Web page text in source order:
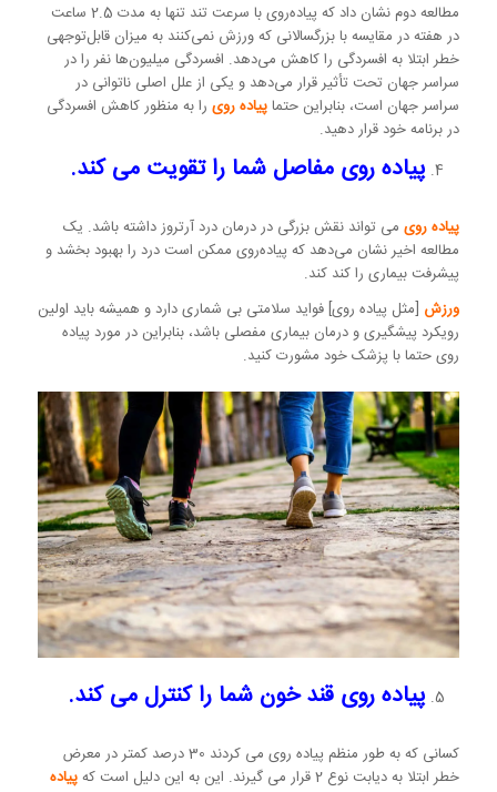
مطالعه دوم نشان داد که پیاده‌روی با سرعت تند تنها به مدت 2.5 ساعت
در هفته در مقایسه با بزرگسالانی که ورزش نمی‌کنند به میزان قابل‌توجهی
خطر ابتلا به افسردگی را کاهش می‌دهد. افسردگی میلیون‌ها نفر را در
سراسر جهان تحت تأثیر قرار می‌دهد و یکی از علل اصلی ناتوانی در
سراسر جهان است، بنابراین حتماپیاده رویرا به منظور کاهش افسردگی
در برنامه خود قرار دهید.
پیاده روی مفاصل شما را تقویت می کند.
پیاده رویمی تواند نقش بزرگی در درمان درد آرتروز داشته باشد. یک
مطالعه اخیر نشان می‌دهد که پیاده‌روی ممکن است درد را بهبود بخشد و
پیشرفت بیماری را کند کند.
ورزش [مثل پیاده روی] فواید سلامتی بی شماری دارد و همیشه باید اولین
رویکرد پیشگیری و درمان بیماری مفصلی باشد، بنابراین در مورد پیاده
روی حتما با پزشک خود مشورت کنید.
پیاده روی قند خون شما را کنترل می کند.
کسانی که به طور منظم پیاده روی می کردند 30 درصد کمتر در معرض
خطر ابتلا به دیابت نوع 2 قرار می گیرند. این به این دلیل است که
پیاده